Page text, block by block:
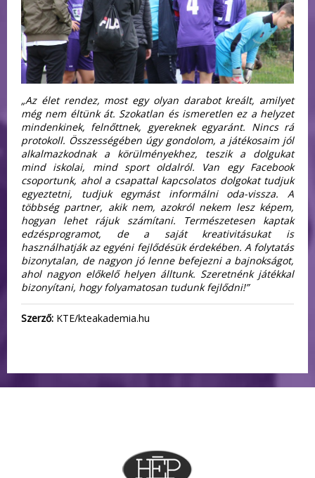
„Az élet rendez, most egy olyan darabot kreált, amilyet
még nem éltünk át. Szokatlan és ismeretlen ez a helyzet
mindenkinek, felnőttnek, gyereknek egyaránt. Nincs rá
protokoll. Összességében úgy gondolom, a játékosaim jól
alkalmazkodnak a körülményekhez, teszik a dolgukat
mind iskolai, mind sport oldalról. Van egy Facebook
csoportunk, ahol a csapattal kapcsolatos dolgokat tudjuk
egyeztetni, tudjuk egymást informálni oda-vissza. A
többség partner, akik nem, azokról nekem lesz képem,
hogyan lehet rájuk számítani. Természetesen kaptak
edzésprogramot, de a saját kreativitásukat is
használhatják az egyéni fejlődésük érdekében. A folytatás
bizonytalan, de nagyon jó lenne befejezni a bajnokságot,
ahol nagyon előkelő helyen álltunk. Szeretnénk játékkal
bizonyítani, hogy folyamatosan tudunk fejlődni!”
Szerző: KTE/kteakademia.hu